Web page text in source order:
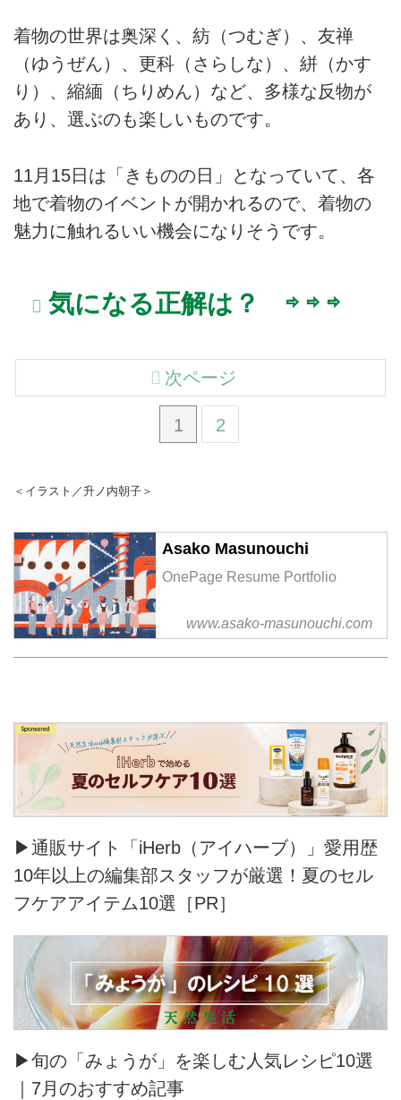
着物の世界は奥深く、紡（つむぎ）、友禅
（ゆうぜん）、更科（さらしな）、絣（かす
り）、縮緬（ちりめん）など、多様な反物が
あり、選ぶのも楽しいものです。
11月15日は「きものの日」となっていて、各
地で着物のイベントが開かれるので、着物の
魅力に触れるいい機会になりそうです。
気になる正解は？ ⇨ ⇨ ⇨
1 2
次ページ
＜イラスト／升ノ内朝子＞
Asako Masunouchi
OnePage Resume Portfolio
www.asako-masunouchi.com
▶通販サイト「iHerb（アイハーブ）」愛用歴
10年以上の編集部スタッフが厳選！夏のセル
フケアアイテム10選［PR］
▶旬の「みょうが」を楽しむ人気レシピ10選
｜7月のおすすめ記事